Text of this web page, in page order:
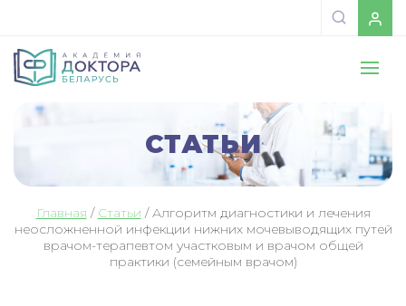
СТАТЬИ
Главная / Статьи /Алгоритм диагностики и лечения
неосложненной инфекции нижних мочевыводящих путей
врачом-терапевтом участковым и врачом общей
практики (семейным врачом)